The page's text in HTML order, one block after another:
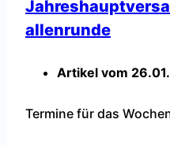
allenrunde
Artikel vom
Termine für das